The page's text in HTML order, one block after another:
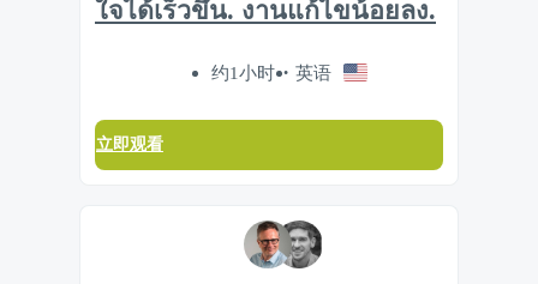
ใจได้เร็วขึ้น. งานแก้ไขน้อยลง.
约1小时 英语
立即观看